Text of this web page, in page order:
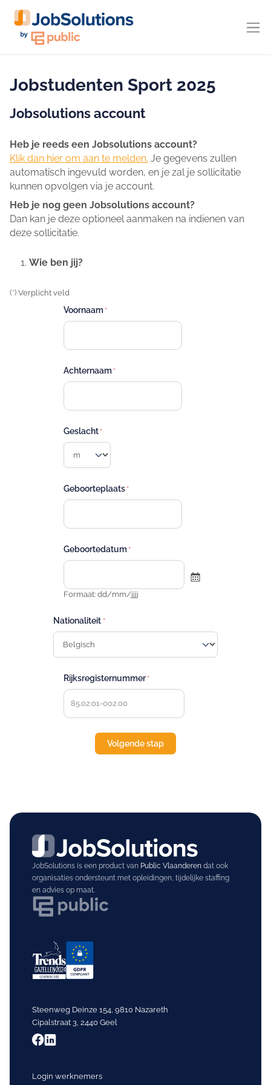
Jobstudenten Sport 2025
Jobsolutions account
Heb je reeds een Jobsolutions account?
Klik dan hier om aan te melden. Je gegevens zullen
automatisch ingevuld worden, en je zal je sollicitatie
kunnen opvolgen via je account.
Heb je nog geen Jobsolutions account?
Dan kan je deze optioneel aanmaken na indienen van
deze sollicitatie.
Wie ben jij?
(*) Verplicht veld
Voornaam
Achternaam
Geslacht
Geboorteplaats
Geboortedatum
Formaat: dd/mm/jjjj
Nationaliteit
Rijksregisternummer
JobSolutions is een product van Public Vlaanderendat ook
organisaties ondersteunt met opleidingen, tijdelijke staffing
en advies op maat.
Steenweg Deinze 154, 9810 Nazareth
Cipalstraat 3, 2440 Geel
Login werknemers